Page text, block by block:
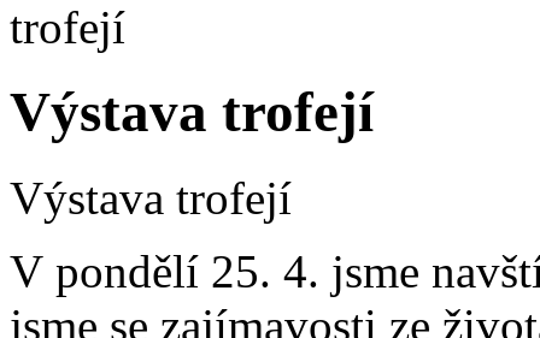
trofejí
Výstava trofejí
Výstava trofejí
V pondělí 25. 4. jsme
jsme se zajímavosti ze